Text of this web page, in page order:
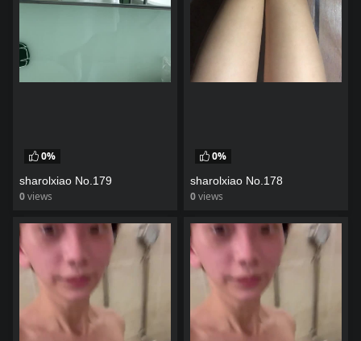
0%
sharolxiao No.179
0views
0%
sharolxiao No.178
0views